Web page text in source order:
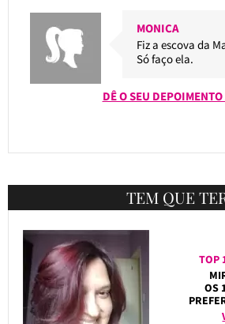
MONICA
Fiz a escova da
Só faço ela.
DÊ O SEU
TEM QUE
TOP
OS